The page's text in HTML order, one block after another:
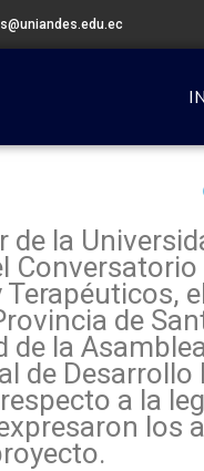
de la
de
de la
de
a la
los